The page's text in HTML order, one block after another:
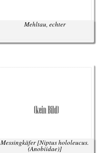
Mehltau, echter
Messingkäfer[Niptus hololeucus.
(Anobiidae)]